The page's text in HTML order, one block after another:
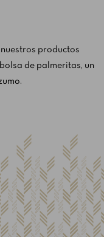
nuestros productos
de palmeritas, un